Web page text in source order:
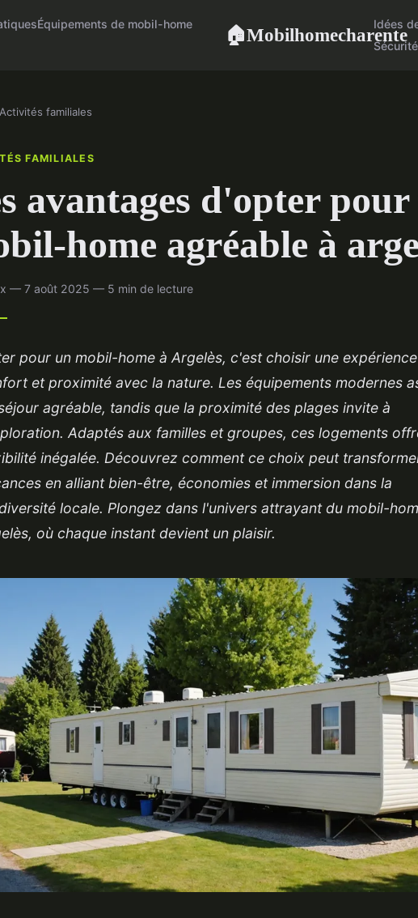
Équipements de mobil-home
🏠Mobilhomecharente
Idées
Activités familiales
FAMILIALES
avantages d'opter
home agréable à
— 7 août 2025 — 5 min de lecture
pour un mobil-home à Argelès, c'est choisir une
et proximité avec la nature. Les équipements modernes
agréable, tandis que la proximité des plages invite à
Adaptés aux familles et groupes, ces logements
inégalée. Découvrez comment ce choix peut
en alliant bien-être, économies et immersion dans la
locale. Plongez dans l'univers attrayant du mobil-
où chaque instant devient un plaisir.